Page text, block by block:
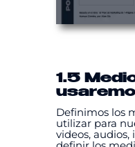
1.5
Definimos los
utilizar para
videos, audios,